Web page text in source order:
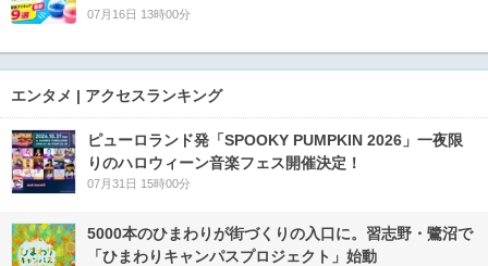
07月16日 13時00分
エンタメ | アクセスランキング
ピューロランド発「SPOOKY PUMPKIN 2026」一夜限
りのハロウィーン音楽フェス開催決定！
07月31日 15時00分
5000本のひまわりが街づくりの入口に。習志野・鷺沼で
「ひまわりキャンパスプロジェクト」始動